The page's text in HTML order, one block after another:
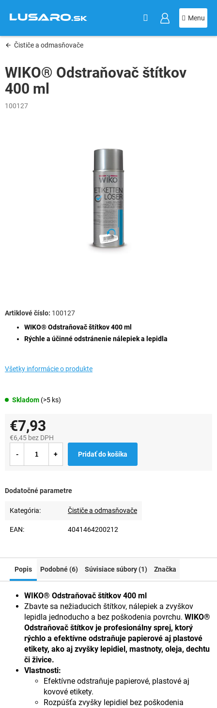
obsah
Čističe a odmasňovače
WIKO® Odstraňovač štítkov
400 ml
100127
Skladom (>5 ks)
WIKO® Odstraňovač štítkov 400 ml
Rýchle a účinné odstránenie nálepiek a lepidla
Všetky informácie o produkte
Dodatočné parametre
Kategória: Čističe a odmasňovače
EAN: 4041464200212
100127
€7,93
€6,45 bez DPH
cena:
Pridať do košíka
Popis Podobné (6) Súvisiace súbory (1) Značka
WIKO® Odstraňovač štítkov 400 ml
Zbavte sa nežiaducich štítkov, nálepiek a zvyškov
lepidla jednoducho a bez poškodenia povrchu. WIKO®
Odstraňovač štítkov je profesionálny sprej, ktorý
rýchlo a efektívne odstraňuje papierové aj plastové
etikety, ako aj zvyšky lepidiel, mastnoty, oleja, dechtu
či živice.
Vlastnosti:
Efektívne odstraňuje papierové, plastové aj
kovové etikety.
Rozpúšťa zvyšky lepidiel bez poškodenia